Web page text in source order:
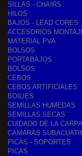
SILLAS - CHAIRS
HILOS
BAJOS - LEAD CORES
ACCESORIOS
MATERIAL PVA
BOLSOS
PORTABAJOS
BOLSOS
CEBOS
CEBOS ARTIFICIALES
BOILIES
SEMILLAS HUMEDAS
SEMILLAS SECAS
CUIDADO DE LA CARPA
CAMARAS
PICAS - SOPORTES
PICAS